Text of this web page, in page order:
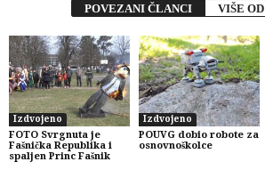
POVEZANI ČLANCI VIŠE
Izdvojeno
FOTO Svrgnuta je
Fašnička Republika i
spaljen Princ Fašnik
Izdvojeno
POUVG dobio robote za
osnovnoškolce